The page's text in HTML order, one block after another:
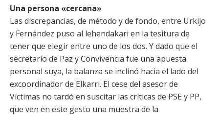
Una persona «cercana»
Las discrepancias, de método y de fondo, entre Urkijo
y Fernández puso al lehendakari en la tesitura de
tener que elegir entre uno de los dos. Y dado que el
secretario de Paz y Convivencia fue una apuesta
personal suya, la balanza se inclinó hacia el lado del
excoordinador de Elkarri. El cese del asesor de
Víctimas no tardó en suscitar las críticas de PSE y PP,
que ven en este gesto una muestra de la